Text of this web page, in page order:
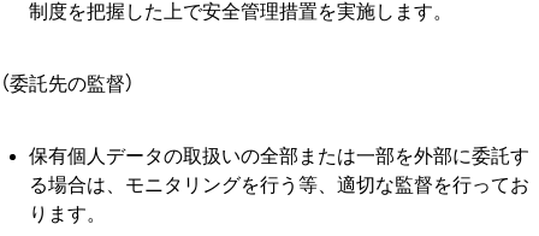
制度を把握した上で安全管理措置を実施します。
（委託先の監督）
保有個⼈データの取扱いの全部または⼀部を外部に委託す
る場合は、モニタリングを⾏う等、適切な監督を⾏ってお
ります。